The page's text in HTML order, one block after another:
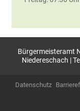
Bürgermeisteramt
Niedereschach |
Datenschutz